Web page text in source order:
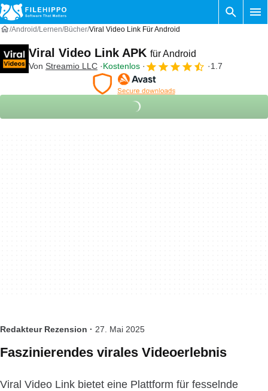
Android Lernen Bücher Viral Video Link Für Android
Viral Video Link APK für Android
Von Streamio LLC Kostenlos 1.7
Redakteur Rezension · 27. Mai 2025
Faszinierendes virales Videoerlebnis
Viral Video Link bietet eine Plattform für fesselnde